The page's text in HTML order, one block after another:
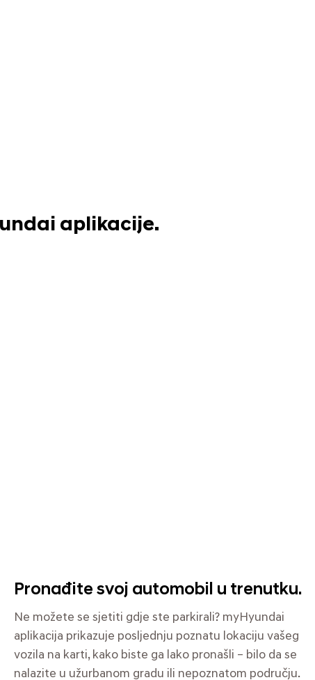
aplikacije.
Pronađite svoj automobil u trenutku.
Ne možete se sjetiti gdje ste parkirali? myHyundai
aplikacija prikazuje posljednju poznatu lokaciju vašeg
vozila na karti, kako biste ga lako pronašli – bilo da se
nalazite u užurbanom gradu ili nepoznatom području.